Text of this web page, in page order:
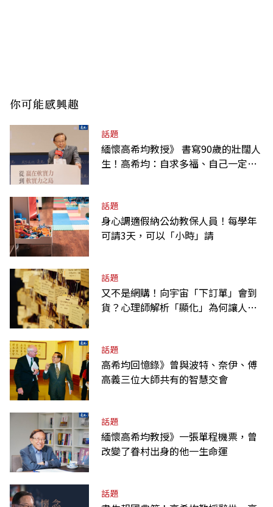
你可能感興趣
話題
緬懷高希均教授》 書寫90歲的壯闊人
生！高希均：自求多福、自己一定要
話題
身心調適假納公幼教保人員！每學年
可請3天，可以「小時」請
話題
又不是網購！向宇宙「下訂單」會到
貨？心理師解析「顯化」為何讓人無
話題
高希均回憶錄》曾與波特、奈伊、傅
高義三位大師共有的智慧交會
話題
緬懷高希均教授》一張單程機票，曾
改變了眷村出身的他一生命運
話題